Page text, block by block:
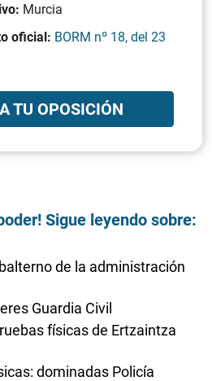
Murcia
oficial: BORM nº 18, del 23
TU OPOSICIÓN
Sigue leyendo sobre:
de la administración
Guardia Civil
físicas de Ertzaintza
dominadas Policía